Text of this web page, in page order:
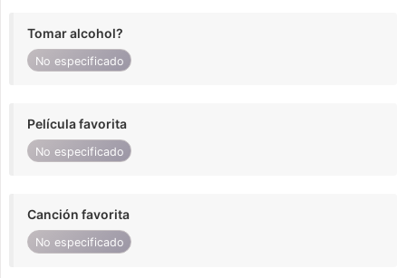
Tomar alcohol?
No especificado
Película favorita
No especificado
Canción favorita
No especificado